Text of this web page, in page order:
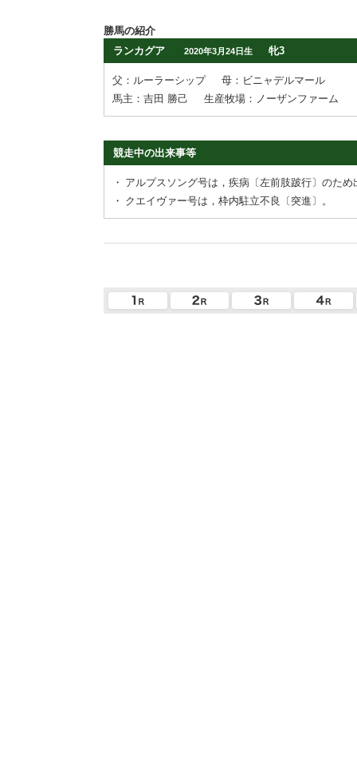
勝馬の紹介
ランカグア
2020年3月24日生 牝3
父：ルーラーシップ
母：ビニャデルマール
馬主：吉田 勝己
生産牧場：ノーザンファーム
競走中の出来事等
・ アルプスソング号は，疾病〔左前肢跛行〕のため
・ クエイヴァー号は，枠内駐立不良〔突進〕。